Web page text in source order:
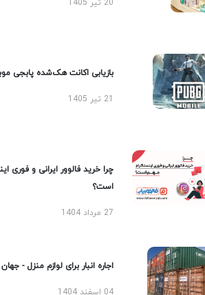
20 تیر 1405
بازیابی اکانت هک‌شده پابجی
چرا خرید فالوور ایرانی و فوری
است؟
27 مرداد 1404
اجاره انبار برای لوازم منزل - جهان
04 اسفند 1404